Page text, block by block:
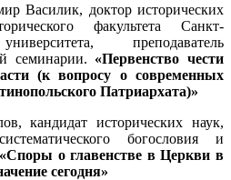
Василик, доктор исторических
факультета Санкт-
преподаватель
семинарии. «Первенство чести
(к вопросу о современных
Патриархата)»
кандидат исторических наук,
богословия и
«Споры о главенстве в Церкви в
сегодня»